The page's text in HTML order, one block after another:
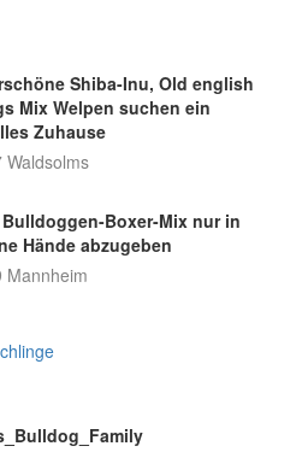
Shiba-Inu, Old english
Mix Welpen suchen ein
Zuhause
Boxer-Mix nur in
Hände abzugeben